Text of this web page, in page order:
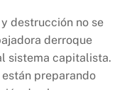
destrucción no se
derroque
sistema capitalista.
preparando